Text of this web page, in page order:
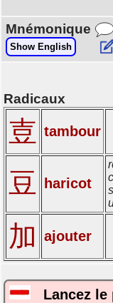
Mnémonique
Show English
Radicaux
壴 tambour
豆 haricot
加 ajouter
Lancez le